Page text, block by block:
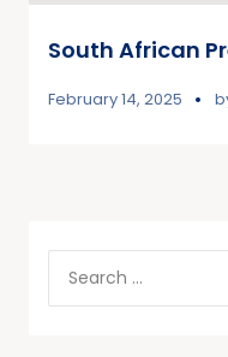
South African
February 14, 2025